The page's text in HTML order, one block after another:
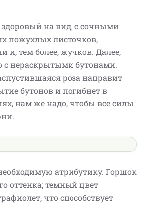
на вид, с сочными
пожухлых листочков,
и, тем более, жучков. Далее,
с нераскрытыми бутонами.
роза направит
бутонов и погибнет в
нам же надо, чтобы все силы
атрибутику. Горшок
оттенка; темный цвет
что способствует